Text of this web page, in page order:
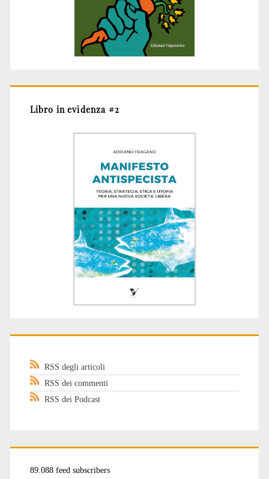
Libro in evidenza #2
RSS degli articoli
RSS dei commenti
RSS dei Podcast
89.088 feed subscribers